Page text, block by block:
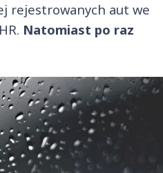
rejestrowanych aut we
Natomiast po raz